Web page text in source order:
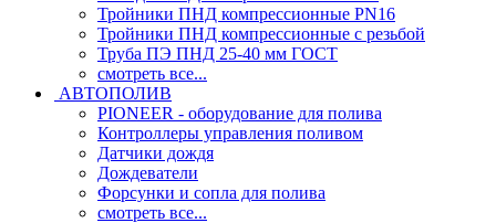
Тройники ПНД компрессионные PN16
Тройники ПНД компрессионные с резьбой
Труба ПЭ ПНД 25-40 мм ГОСТ
смотреть все...
АВТОПОЛИВ
PIONEER - оборудование для полива
Контроллеры управления поливом
Датчики дождя
Дождеватели
Форсунки и сопла для полива
смотреть все...